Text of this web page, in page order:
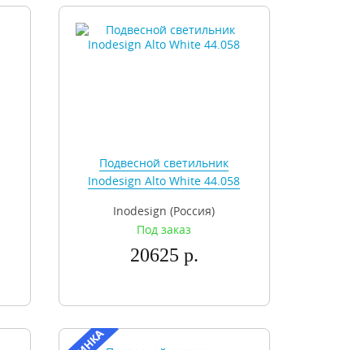
Подвесной светильник
Inodesign Alto White 44.058
Inodesign (Россия)
Под заказ
20625 р.